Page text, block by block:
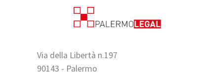
Via della Libertà n.197
90143 - Palermo